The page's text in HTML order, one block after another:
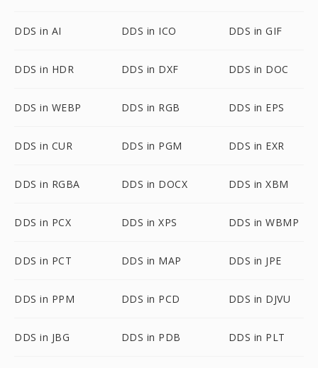
DDS in AI DDS in ICO DDS in GIF
DDS in HDR DDS in DXF DDS in DOC
DDS in WEBP DDS in RGB DDS in EPS
DDS in CUR DDS in PGM DDS in EXR
DDS in RGBA DDS in DOCX DDS in XBM
DDS in PCX DDS in XPS DDS in WBMP
DDS in PCT DDS in MAP DDS in JPE
DDS in PPM DDS in PCD DDS in DJVU
DDS in JBG DDS in PDB DDS in PLT